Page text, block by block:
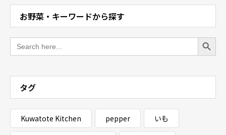
お野菜・キーワードから探す
Search
for:
Search Button
タグ
Kuwatote Kitchen pepper いも